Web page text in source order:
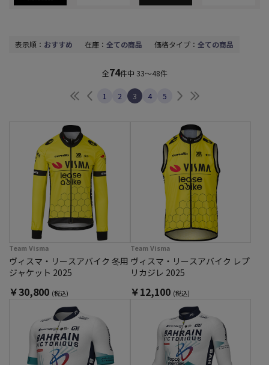
表示順： おすすめ 在庫： 全ての商品 価格タイプ： 全ての商品
全74件中 33～48件
最初へ前へ
1 2 3 4 5 次へ
Team Visma
ヴィスマ・リースアバイク 冬用
ジャケット 2025
￥30,800 (税込)
Team Visma
ヴィスマ・リースアバイク レプ
リカジレ 2025
￥12,100 (税込)